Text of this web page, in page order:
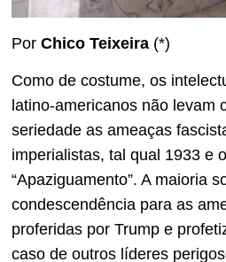
Por Chico Teixeira (*)
Como de costume, os
latino-americanos não levam
seriedade as ameaças
imperialistas, tal qual 1933 e o
“Apaziguamento”. A maioria
condescendência para as
proferidas por Trump e
caso de outros líderes